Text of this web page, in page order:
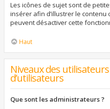
Les icônes de sujet sont de
insérer afin d’illustrer le
peuvent désactiver cette
Haut
Niveaux des
d’utilisateurs
Que sont les administrateurs ?